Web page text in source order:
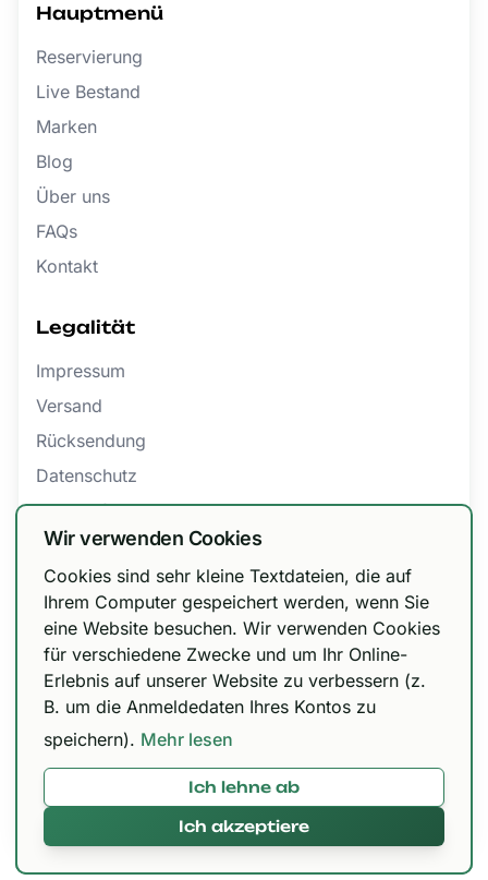
Hauptmenü
Reservierung
Live Bestand
Marken
Blog
Über uns
FAQs
Kontakt
Legalität
Impressum
Versand
Rücksendung
Datenschutz
Barrierefreiheit
AGB
Bestellung widerrufen
Zertifizierungen
Mit 🌱 in Paderborn gemacht © 2026,420brokkoli.de
Wir haben unsere Versandoptionen
angepasst!
DHL Paket 6,99 € / kostenfrei ab 150 €, Urbify
11,99 € / kostenfrei ab 300 € und DHL Express
Wir verwenden Cookies
Cookies sind sehr kleine Textdateien, die auf
Ihrem Computer gespeichert werden, wenn Sie
eine Website besuchen. Wir verwenden Cookies
für verschiedene Zwecke und um Ihr Online-
Erlebnis auf unserer Website zu verbessern (z.
B. um die Anmeldedaten Ihres Kontos zu
speichern). Mehr lesen
Ich lehne ab
Ich akzeptiere